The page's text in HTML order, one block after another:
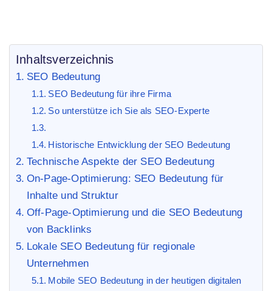
Inhaltsverzeichnis
SEO Bedeutung
SEO Bedeutung für ihre Firma
So unterstütze ich Sie als SEO-Experte
Historische Entwicklung der SEO Bedeutung
Technische Aspekte der SEO Bedeutung
On-Page-Optimierung: SEO Bedeutung für
Inhalte und Struktur
Off-Page-Optimierung und die SEO Bedeutung
von Backlinks
Lokale SEO Bedeutung für regionale
Unternehmen
Mobile SEO Bedeutung in der heutigen digitalen